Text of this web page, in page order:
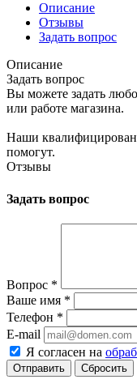
Описание
Отзывы
Задать вопрос
Описание
Задать вопрос
Вы можете задать
или работе магазина.
Наши
помогут.
Отзывы
Задать вопрос
Вопрос *
Ваше имя *
Телефон *
E-mail
Я согласен на
Сбросить